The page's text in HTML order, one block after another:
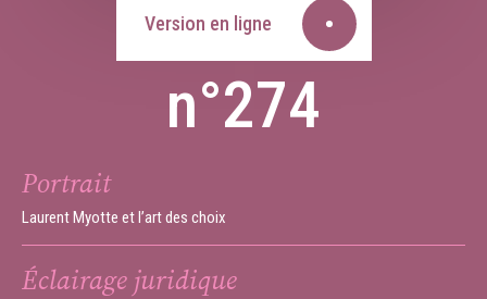
Version en ligne
n°274
Portrait
Laurent Myotte et l’art des choix
Éclairage juridique